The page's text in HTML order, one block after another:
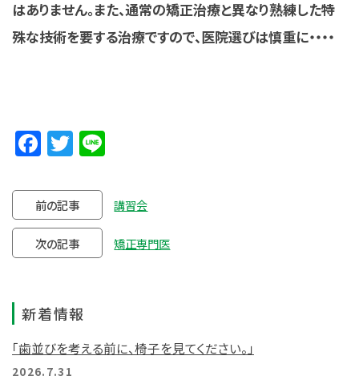
はありません。また、通常の矯正治療と異なり熟練した特
殊な技術を要する治療ですので、医院選びは慎重に・・・・
Facebook
Twitter
前の記事 講習会
次の記事 矯正専門医
新着情報
「歯並びを考える前に、椅子を見てください。」
2026.7.31